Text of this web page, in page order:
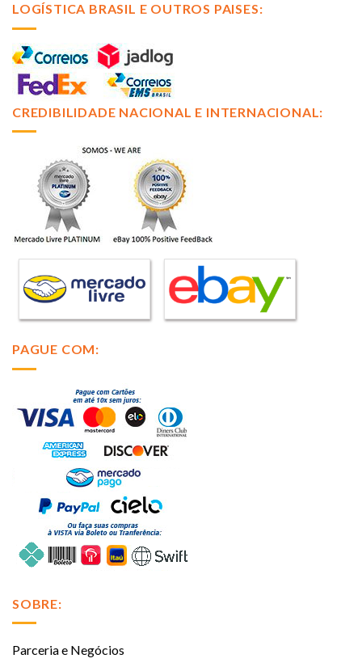
LOGÍSTICA BRASIL E OUTROS PAISES:
CREDIBILIDADE NACIONAL E INTERNACIONAL:
PAGUE COM:
SOBRE:
Parceria e Negócios